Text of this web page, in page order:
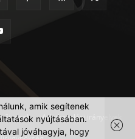
jogok Adatkezelési irányelvek
amik segítenek
nyújtásában.
jóváhagyja, hogy